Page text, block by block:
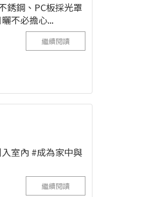
銹鋼、PC板採光罩
不必擔心...
繼續閱讀
室內 #成為家中與
繼續閱讀